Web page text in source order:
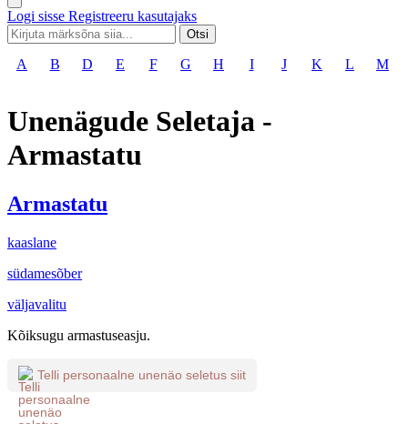
Logi sisse Registreeru kasutajaks
Otsi
A B D E F G H I J K L M
Unenägude Seletaja -
Armastatu
Armastatu
kaaslane
südamesõber
väljavalitu
Kõiksugu armastuseasju.
Telli personaalne unenäo seletus siit